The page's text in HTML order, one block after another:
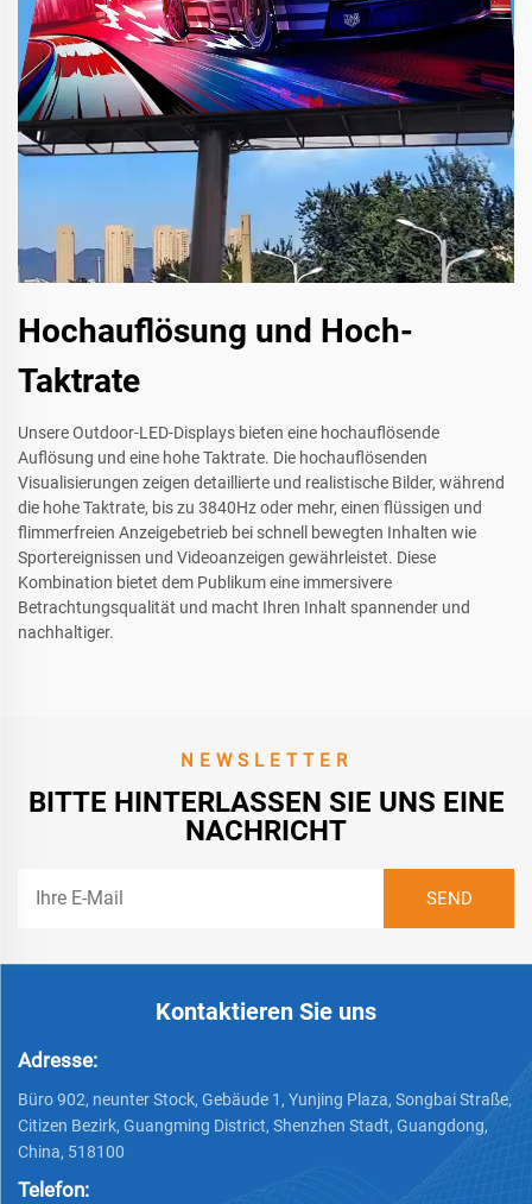
Hochauflösung und Hoch-
Taktrate
Unsere Outdoor-LED-Displays bieten eine hochauflösende
Auflösung und eine hohe Taktrate. Die hochauflösenden
Visualisierungen zeigen detaillierte und realistische Bilder, während
die hohe Taktrate, bis zu 3840Hz oder mehr, einen flüssigen und
flimmerfreien Anzeigebetrieb bei schnell bewegten Inhalten wie
Sportereignissen und Videoanzeigen gewährleistet. Diese
Kombination bietet dem Publikum eine immersivere
Betrachtungsqualität und macht Ihren Inhalt spannender und
nachhaltiger.
NEWSLETTER
BITTE HINTERLASSEN SIE UNS EINE
NACHRICHT
Kontaktieren Sie uns
Adresse:
Büro 902, neunter Stock, Gebäude 1, Yunjing Plaza, Songbai Straße,
Citizen Bezirk, Guangming District, Shenzhen Stadt, Guangdong,
China, 518100
Telefon: